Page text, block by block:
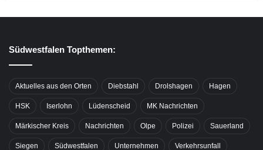
Südwestfalen Topthemen:
Aktuelles aus den Orten Diebstahl Drolshagen Hagen
HSK Iserlohn Lüdenscheid MK Nachrichten
Märkischer Kreis Nachrichten Olpe Polizei Sauerland
Siegen Südwestfalen Unternehmen Verkehrsunfall